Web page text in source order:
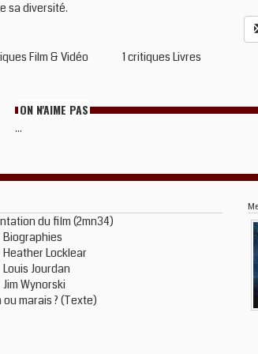
sa diversité.
Film & Vidéo 1 critiques Livres
ON N'AIME PAS
...
du film (2mn34)
Biographies
Heather Locklear
Louis Jourdan
Jim Wynorski
ou marais ? (Texte)